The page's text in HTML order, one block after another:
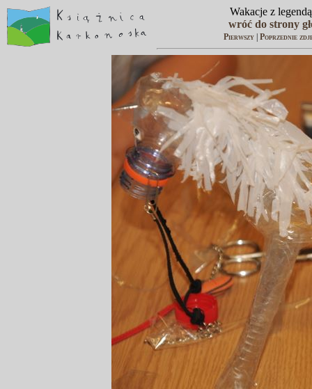
Wakacje z
wróć do strony
Pierwszy| Poprzednie